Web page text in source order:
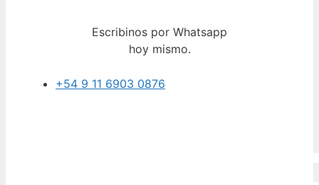
Escribinos por Whatsapp
hoy mismo.
+54 9 11 6903 0876